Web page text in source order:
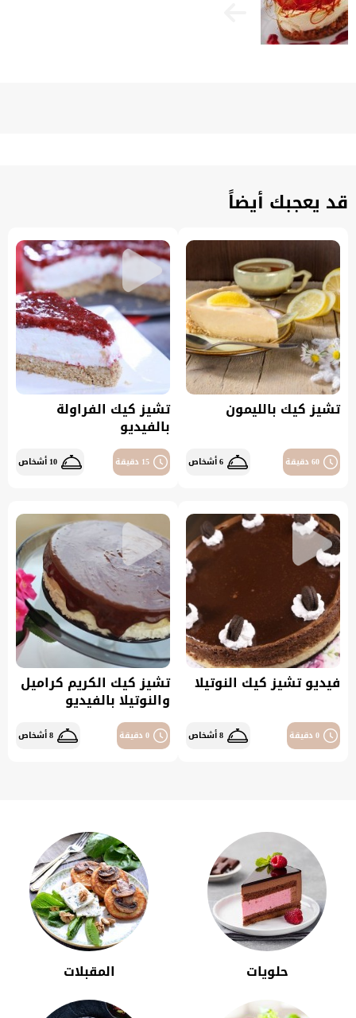
قد يعجبك أيضاً
تشيز كيك بالليمون
60 دقيقة 6 أشخاص
تشيز كيك الفراولة
بالفيديو
15 دقيقة 10 أشخاص
فيديو تشيز كيك النوتيلا
0 دقيقة 8 أشخاص
تشيز كيك الكريم كراميل
والنوتيلا بالفيديو
0 دقيقة 8 أشخاص
حلويات المقبلات